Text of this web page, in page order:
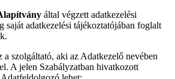
által végzett adatkezelési
saját adatkezelési tájékoztatójában foglalt
a szolgáltató, aki az Adatkezelő nevében
A jelen Szabályzatban hivatkozott